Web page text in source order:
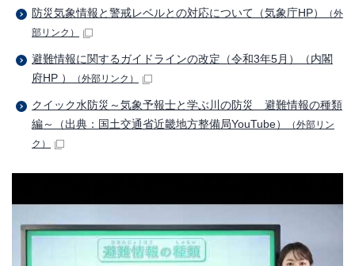
防災気象情報と警戒レベルとの対応について（気象庁HP）
（外
部リンク）
避難情報に関するガイドラインの改定（令和3年5月）（内閣
府HP ）
（外部リンク）
クイック水防災～気象予報士と学ぶ川の防災 避難情報の種類
編～（出典：国土交通省近畿地方整備局YouTube）
（外部リン
ク）